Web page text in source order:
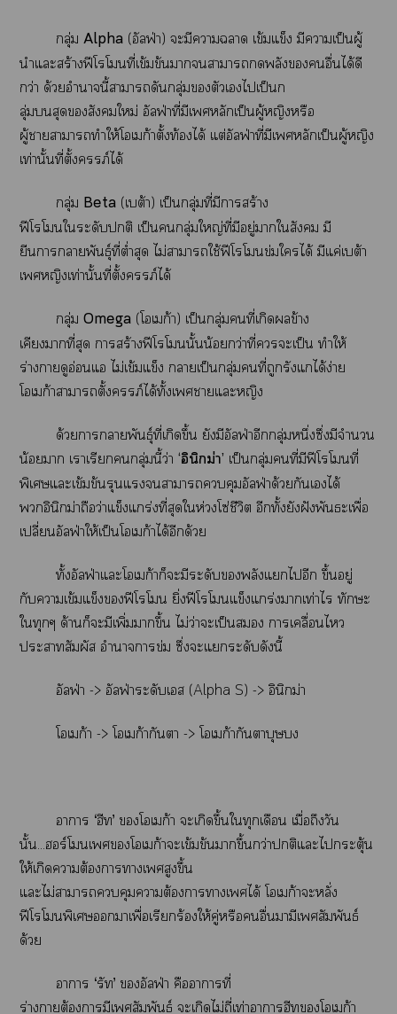
กลุ่ม Alpha(อัลฟ่า) ะมีาา เข้มแข็ง มีาเป็นผู้
นำแะสร้างฟีโโที่เข้มข้นาาาพลังอื่นได้ดี
กว่า ด้วยอำนาจนี้าาดันกลุ่มตัวเไเป็นก
ลุ่มสุดสังคมใหม่ อัลฟ่าที่มีเหลักเป็นผู้หญิงหรือ
ผู้าาาทำให้โเก้าตั้งท้องได้ แต่อัลฟ่าที่มีเหลักเป็นผู้หญิง
เท่านั้นที่ตั้งครรภ์ได้
กลุ่ม Beta(เบต้า) เป็นกลุ่มที่มีาสร้าง
ฟีโโใระดับติ เป็นกลุ่มใหญ่ที่มีอยู่าใสังคม มี
ยีนาาพันธุ์ที่ต่ำสุด ไม่าาใช้ฟีโโข่มใได้ มีแค่เบต้า
เหญิงเท่านั้นที่ตั้งครรภ์ได้
กลุ่ม Omega(โเก้า) เป็นกลุ่มคนที่เกิดข้าง
เคียงาที่สุด าสร้างฟีโโนั้นน้อยกว่าที่ะเป็น ทำให้
ร่างาดูอ่อนแอ ไม่เข้มแข็ง าเป็นกลุ่มคนที่ถูกรังแได้ง่าย
โเก้าาาตั้งครรภ์ได้ทั้งเพศาแะหญิง
ด้วยาาพันธุ์ที่เกิดขึ้น ยังมีอัลฟ่าอีกกลุ่มหนึ่งซึ่งมีจำนวน
น้อยา เาเรียกกลุ่มนี้ว่า‘อินิกม่า’ เป็นกลุ่มคนที่มีฟีโโที่
พิเศษแะเข้มข้นรุนแรงาาคุมอัลฟ่าด้วยกันเได้
อินิกม่าถือว่าแข็งแกร่งที่สุดให่วงโซ่ชีวิต อีกทั้งยังฝังพันธะเพื่อ
เปลี่ยนอัลฟ่าให้เป็นโเก้าได้อีกด้วย
ทั้งอัลฟ่าแะโเก้าก็ะมีระดับพลังแไอีก ขึ้นอยู่
กับาเข้มแข็งฟีโโ ยิ่งฟีโโแข็งแกร่งาเท่าไร ทักษะ
ใทุกๆ ด้านก็ะมีเพิ่มาขึ้น ไม่ว่าะเป็น าเคลื่อนไ
ะาสัมผัส อำนาจาข่ม ซึ่งะแระดับดังนี้
อัลฟ่า -> อัลฟ่าระดับเส (Alpha S) -> อินิกม่า
โเก้า -> โเก้ากันา -> โเก้ากันตาบุษ
าา ‘ฮีท’ โเก้า ะเกิดขึ้นใทุกเดือน เมื่อถึงวัน
นั้น...ฮอร์โมนเโเก้าจะเข้มข้นาขึ้นกว่าติแะไกระตุ้น
ให้เกิดาต้องาาเสูงขึ้น
แะไม่าาคุมาต้องาาเได้ โเก้าะหลั่ง
ฟีโโพิเศษาเพื่อเรียกร้องให้คู่หรืออื่นามีเสัมพันธ์
ด้วย
าา ‘รัท’ อัลฟ่า คือาาที่
ร่างาต้องามีเสัมพันธ์ ะเกิดไม่ถี่เท่าาาฮีทโเก้า